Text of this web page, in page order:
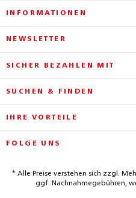
INFORMATIONEN
NEWSLETTER
SICHER BEZAHLEN MIT
SUCHEN & FINDEN
IHRE VORTEILE
FOLGE UNS
* Alle Preise verstehen sich zzgl.
ggf. Nachnahmegebühren,